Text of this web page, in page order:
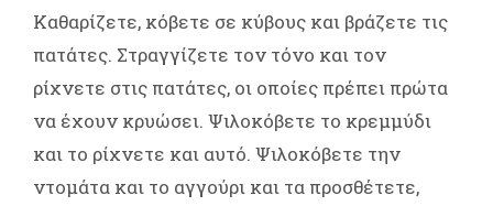
Καθαρίζετε, κόβετε σε κύβους και βράζετε τις
πατάτες. Στραγγίζετε τον τόνο και τον
ρίχνετε στις πατάτες, οι οποίες πρέπει πρώτα
να έχουν κρυώσει. Ψιλοκόβετε το κρεμμύδι
και το ρίχνετε και αυτό. Ψιλοκόβετε την
ντομάτα και το αγγούρι και τα προσθέτετε,